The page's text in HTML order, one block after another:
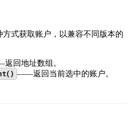
方式获取账户，以兼容不同版本的
回地址数组。
——返回当前选中的账户。